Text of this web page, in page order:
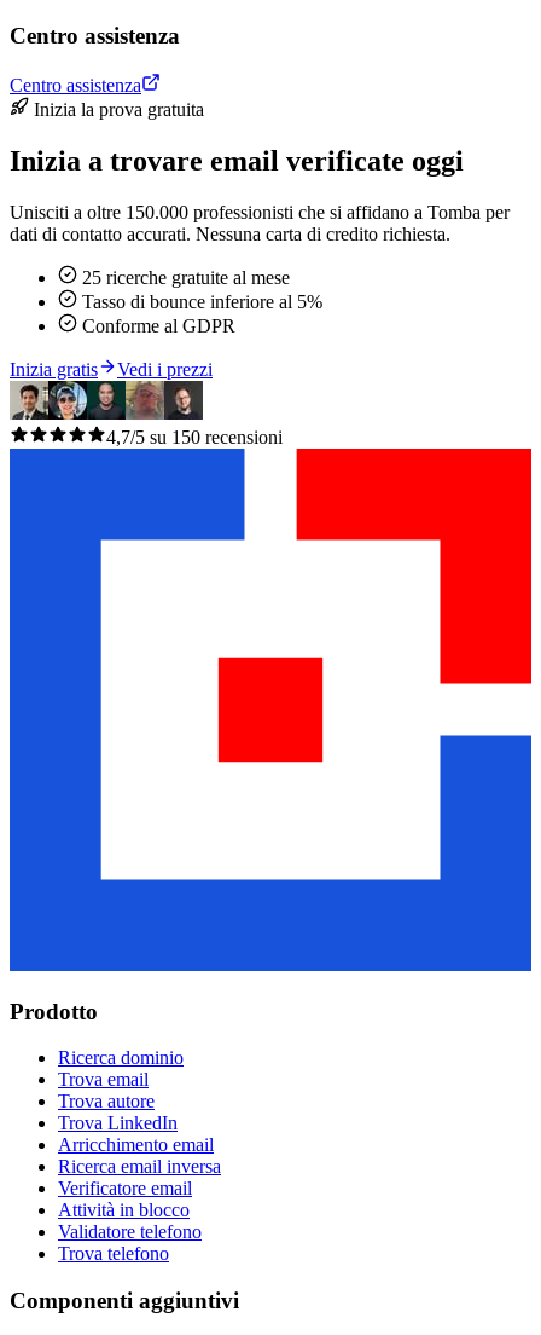
Centro assistenza
Centro assistenza
Inizia la prova gratuita
Inizia a trovare email verificate oggi
Unisciti a oltre 150.000 professionisti che si affidano a Tomba per
dati di contatto accurati. Nessuna carta di credito richiesta.
25 ricerche gratuite al mese
Tasso di bounce inferiore al 5%
Conforme al GDPR
Inizia gratis Vedi i prezzi
4,7/5 su 150 recensioni
Prodotto
Ricerca dominio
Trova email
Trova autore
Trova LinkedIn
Arricchimento email
Ricerca email inversa
Verificatore email
Attività in blocco
Validatore telefono
Trova telefono
Componenti aggiuntivi